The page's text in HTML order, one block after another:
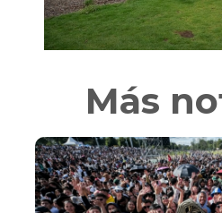
Más